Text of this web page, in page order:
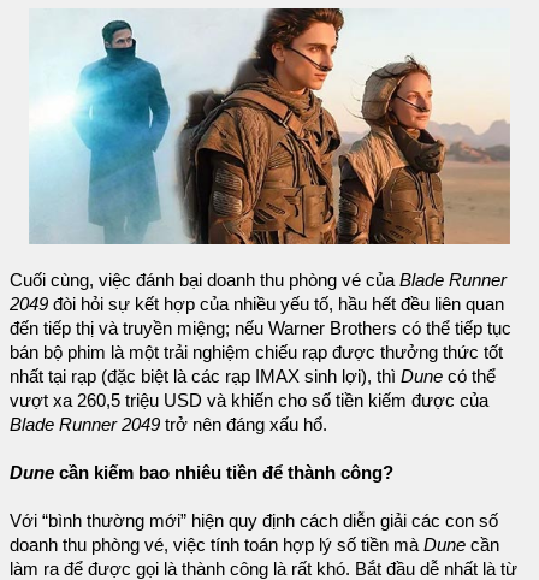
Cuối cùng, việc đánh bại doanh thu phòng vé của Blade Runner
2049 đòi hỏi sự kết hợp của nhiều yếu tố, hầu hết đều liên quan
đến tiếp thị và truyền miệng; nếu Warner Brothers có thể tiếp tục
bán bộ phim là một trải nghiệm chiếu rạp được thưởng thức tốt
nhất tại rạp (đặc biệt là các rạp IMAX sinh lợi), thì Dune có thể
vượt xa 260,5 triệu USD và khiến cho số tiền kiếm được của
Blade Runner 2049 trở nên đáng xấu hổ.
Dune cần kiếm bao nhiêu tiền để thành công?
Với “bình thường mới” hiện quy định cách diễn giải các con số
doanh thu phòng vé, việc tính toán hợp lý số tiền mà Dune cần
làm ra để được gọi là thành công là rất khó. Bắt đầu dễ nhất là từ